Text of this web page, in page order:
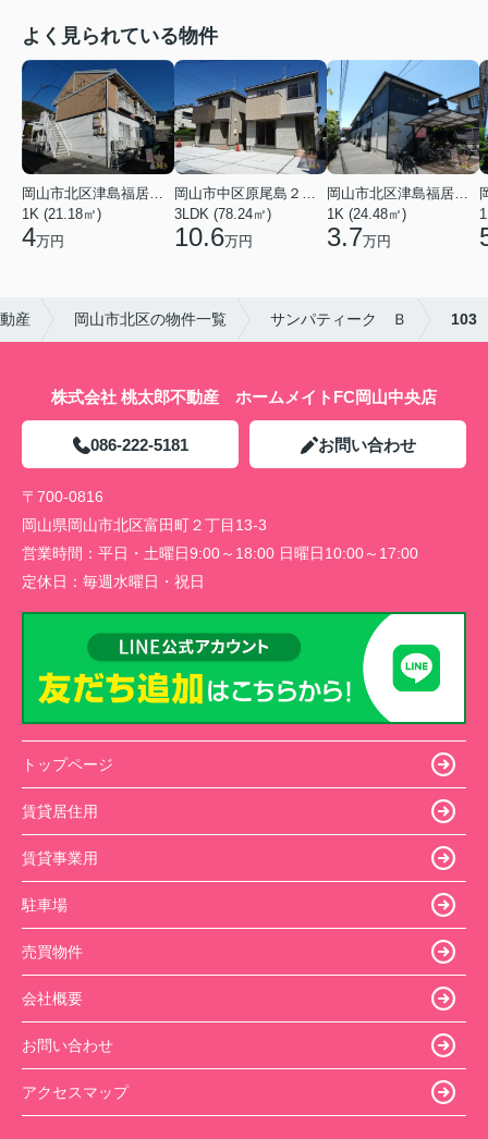
よく見られている物件
1K (21.18㎡)
4万円
3LDK (78.24㎡)
10.6万円
1K (24.48㎡)
3.7万円
産 岡山市北区の物件一覧 サンパティーク Ｂ 103
株式会社 桃太郎不動産 ホームメイトFC岡山中央店
086-222-5181 お問い合わせ
〒700-0816
岡山県岡山市北区富田町２丁目13-3
営業時間： 平日・土曜日9:00～18:00 日曜日10:00～17:00
定休日： 毎週水曜日・祝日
トップページ
賃貸居住用
賃貸事業用
駐車場
売買物件
会社概要
お問い合わせ
アクセスマップ